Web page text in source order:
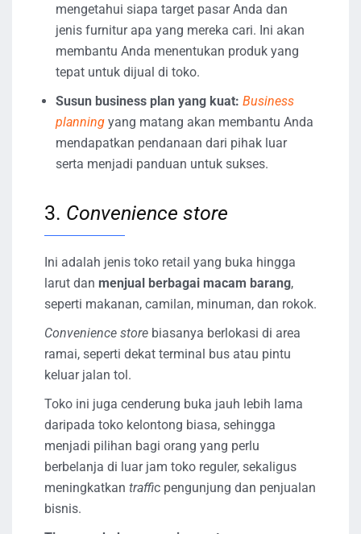
mengetahui siapa target pasar Anda dan
jenis furnitur apa yang mereka cari. Ini akan
membantu Anda menentukan produk yang
tepat untuk dijual di toko.
Susun business plan yang kuat: Business
planning yang matang akan membantu Anda
mendapatkan pendanaan dari pihak luar
serta menjadi panduan untuk sukses.
3. Convenience store
Ini adalah jenis toko retail yang buka hingga
larut dan menjual berbagai macam barang,
seperti makanan, camilan, minuman, dan rokok.
Convenience store biasanya berlokasi di area
ramai, seperti dekat terminal bus atau pintu
keluar jalan tol.
Toko ini juga cenderung buka jauh lebih lama
daripada toko kelontong biasa, sehingga
menjadi pilihan bagi orang yang perlu
berbelanja di luar jam toko reguler, sekaligus
meningkatkan traffic pengunjung dan penjualan
bisnis.